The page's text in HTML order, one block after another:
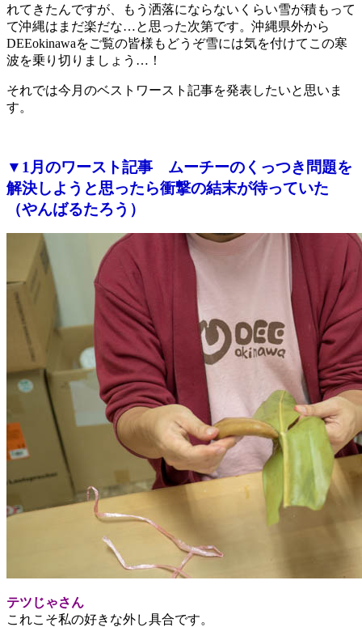
れてきたんですが、もう洒落にならないくらい雪が積もって
て沖縄はまだ楽だな…と思った次第です。沖縄県外から
DEEokinawaをご覧の皆様もどうぞ雪には気を付けてこの寒
波を乗り切りましょう…！
それでは今月のベストワースト記事を発表したいと思いま
す。
▼1月のワースト記事 ムーチーのくっつき問題を
解決しようと思ったら衝撃の結末が待っていた
（やんばるたろう）
テツじゃさん
これこそ私の好きな外し具合です。